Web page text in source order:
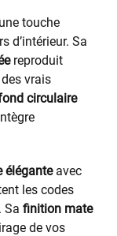
touche
d’intérieur. Sa
reproduit
vrais
circulaire
éléganteavec
les codes
Sa finition mate
de vos